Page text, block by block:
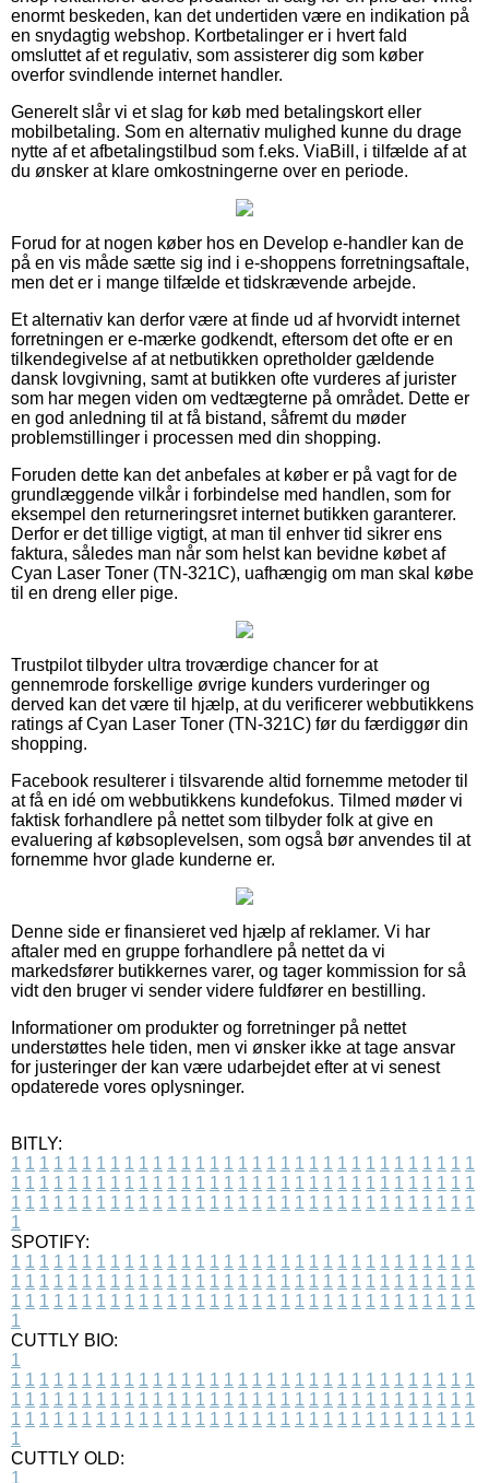
enormt beskeden, kan det undertiden være en indikation på
en snydagtig webshop. Kortbetalinger er i hvert fald
omsluttet af et regulativ, som assisterer dig som køber
overfor svindlende internet handler.
Generelt slår vi et slag for køb med betalingskort eller
mobilbetaling. Som en alternativ mulighed kunne du drage
nytte af et afbetalingstilbud som f.eks. ViaBill, i tilfælde af at
du ønsker at klare omkostningerne over en periode.
Forud for at nogen køber hos en Develop e-handler kan de
på en vis måde sætte sig ind i e-shoppens forretningsaftale,
men det er i mange tilfælde et tidskrævende arbejde.
Et alternativ kan derfor være at finde ud af hvorvidt internet
forretningen er e-mærke godkendt, eftersom det ofte er en
tilkendegivelse af at netbutikken opretholder gældende
dansk lovgivning, samt at butikken ofte vurderes af jurister
som har megen viden om vedtægterne på området. Dette er
en god anledning til at få bistand, såfremt du møder
problemstillinger i processen med din shopping.
Foruden dette kan det anbefales at køber er på vagt for de
grundlæggende vilkår i forbindelse med handlen, som for
eksempel den returneringsret internet butikken garanterer.
Derfor er det tillige vigtigt, at man til enhver tid sikrer ens
faktura, således man når som helst kan bevidne købet af
Cyan Laser Toner (TN-321C), uafhængig om man skal købe
til en dreng eller pige.
Trustpilot tilbyder ultra troværdige chancer for at
gennemrode forskellige øvrige kunders vurderinger og
derved kan det være til hjælp, at du verificerer webbutikkens
ratings af Cyan Laser Toner (TN-321C) før du færdiggør din
shopping.
Facebook resulterer i tilsvarende altid fornemme metoder til
at få en idé om webbutikkens kundefokus. Tilmed møder vi
faktisk forhandlere på nettet som tilbyder folk at give en
evaluering af købsoplevelsen, som også bør anvendes til at
fornemme hvor glade kunderne er.
Denne side er finansieret ved hjælp af reklamer. Vi har
aftaler med en gruppe forhandlere på nettet da vi
markedsfører butikkernes varer, og tager kommission for så
vidt den bruger vi sender videre fuldfører en bestilling.
Informationer om produkter og forretninger på nettet
understøttes hele tiden, men vi ønsker ikke at tage ansvar
for justeringer der kan være udarbejdet efter at vi senest
opdaterede vores oplysninger.
BITLY:
1 1 1 1 1 1 1 1 1 1 1 1 1 1 1 1 1 1 1 1 1 1 1 1 1 1 1 1 1 1 1 1 1
1 1 1 1 1 1 1 1 1 1 1 1 1 1 1 1 1 1 1 1 1 1 1 1 1 1 1 1 1 1 1 1 1
1 1 1 1 1 1 1 1 1 1 1 1 1 1 1 1 1 1 1 1 1 1 1 1 1 1 1 1 1 1 1 1 1
1
SPOTIFY:
1 1 1 1 1 1 1 1 1 1 1 1 1 1 1 1 1 1 1 1 1 1 1 1 1 1 1 1 1 1 1 1 1
1 1 1 1 1 1 1 1 1 1 1 1 1 1 1 1 1 1 1 1 1 1 1 1 1 1 1 1 1 1 1 1 1
1 1 1 1 1 1 1 1 1 1 1 1 1 1 1 1 1 1 1 1 1 1 1 1 1 1 1 1 1 1 1 1 1
1
CUTTLY BIO:
1
1 1 1 1 1 1 1 1 1 1 1 1 1 1 1 1 1 1 1 1 1 1 1 1 1 1 1 1 1 1 1 1 1
1 1 1 1 1 1 1 1 1 1 1 1 1 1 1 1 1 1 1 1 1 1 1 1 1 1 1 1 1 1 1 1 1
1 1 1 1 1 1 1 1 1 1 1 1 1 1 1 1 1 1 1 1 1 1 1 1 1 1 1 1 1 1 1 1 1
1
CUTTLY OLD:
1